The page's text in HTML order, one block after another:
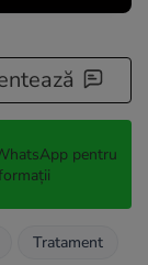
pentru
Tratament